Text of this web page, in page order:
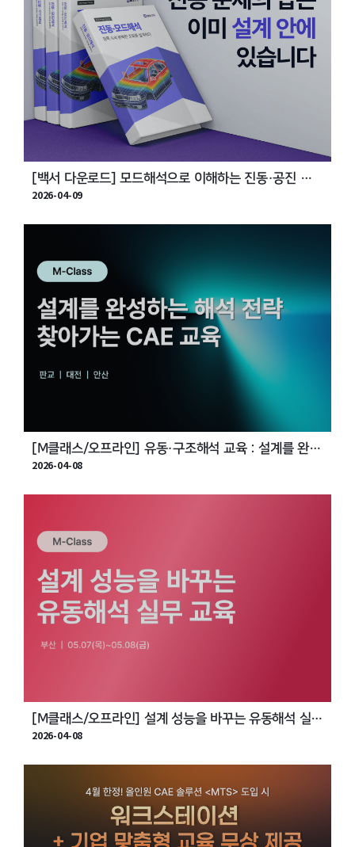
[백서 다운로드] 모드해석으로 이해하는 진동·공진 가
이드북
2026-04-09
[M클래스/오프라인] 유동·구조해석 교육 : 설계를 완성
하는 CAE 실무 과정
2026-04-08
[M클래스/오프라인] 설계 성능을 바꾸는 유동해석 실무
교육 & 특별 세미나
2026-04-08